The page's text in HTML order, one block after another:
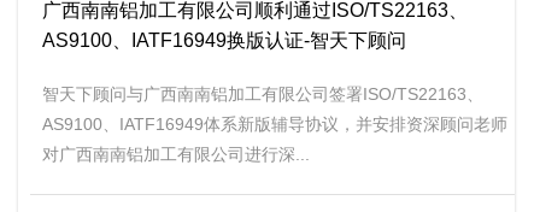
广西南南铝加工有限公司顺利通过ISO/TS22163、
AS9100、IATF16949换版认证-智天下顾问
智天下顾问与广西南南铝加工有限公司签署ISO/TS22163、
AS9100、IATF16949体系新版辅导协议，并安排资深顾问老师
对广西南南铝加工有限公司进行深...